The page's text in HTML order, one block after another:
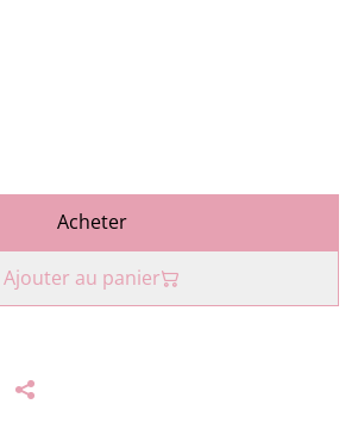
Acheter
Ajouter au panier